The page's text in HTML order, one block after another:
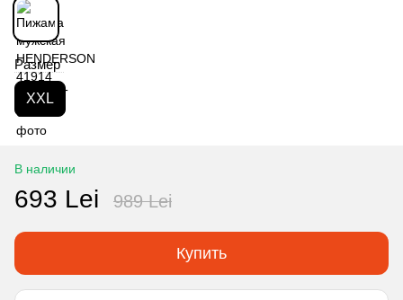
Размер
XXL
В наличии
693 Lei 989 Lei
Купить